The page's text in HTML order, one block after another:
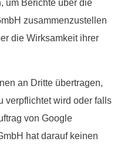
um Berichte über die
zusammenzustellen
die Wirksamkeit ihrer
an Dritte übertragen,
verpflichtet wird oder falls
von Google
hat darauf keinen